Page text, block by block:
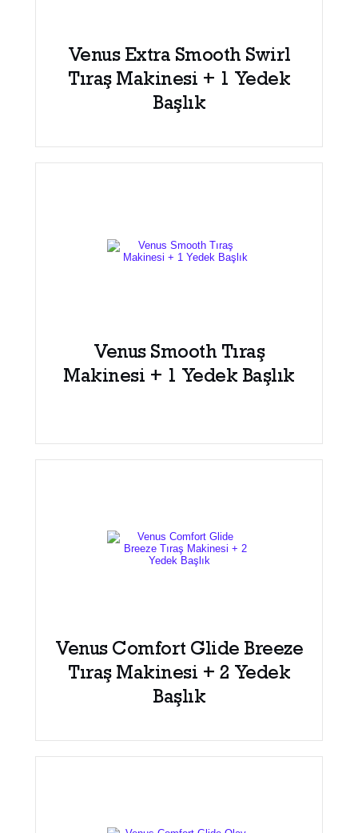
Venus Extra Smooth Swirl
Tıraş Makinesi + 1 Yedek
Başlık
Venus Smooth Tıraş
Makinesi + 1 Yedek Başlık
Venus Comfort Glide Breeze
Tıraş Makinesi + 2 Yedek
Başlık